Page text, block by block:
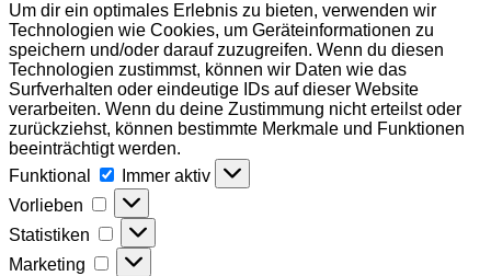
Um dir ein optimales Erlebnis zu bieten, verwenden wir
Technologien wie Cookies, um Geräteinformationen zu
speichern und/oder darauf zuzugreifen. Wenn du diesen
Technologien zustimmst, können wir Daten wie das
Surfverhalten oder eindeutige IDs auf dieser Website
verarbeiten. Wenn du deine Zustimmung nicht erteilst oder
zurückziehst, können bestimmte Merkmale und Funktionen
beeinträchtigt werden.
Funktional
Funktional
Immer aktiv
Vorlieben
Vorlieben
Statistiken Statistiken
Marketing Marketing